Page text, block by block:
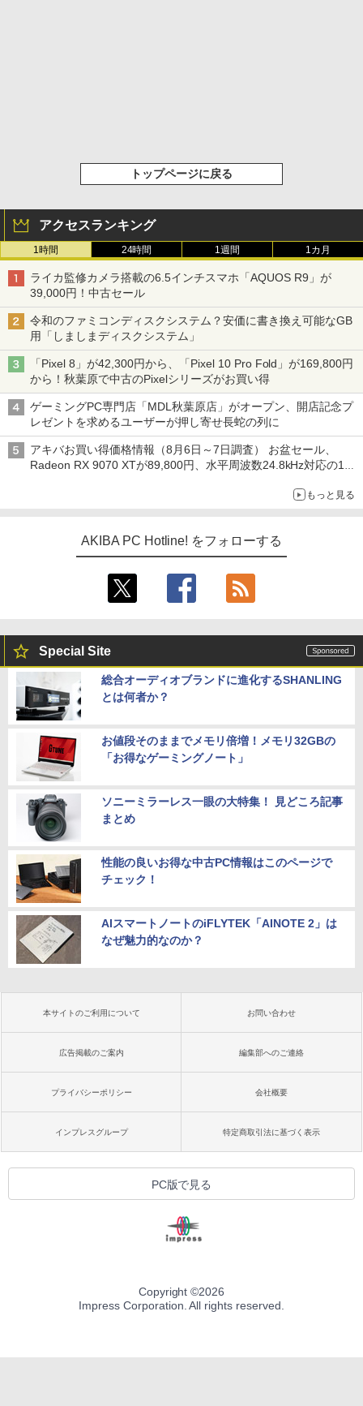
トップページに戻る
アクセスランキング
1時間 24時間 1週間 1カ月
ライカ監修カメラ搭載の6.5インチスマホ「AQUOS R9」が
39,000円！中古セール
令和のファミコンディスクシステム？安価に書き換え可能なGB
用「しましまディスクシステム」
「Pixel 8」が42,300円から、「Pixel 10 Pro Fold」が169,800円
から！秋葉原で中古のPixelシリーズがお買い得
ゲーミングPC専門店「MDL秋葉原店」がオープン、開店記念プ
レゼントを求めるユーザーが押し寄せ長蛇の列に
アキバお買い得価格情報（8月6日～7日調査） お盆セール、
Radeon RX 9070 XTが89,800円、水平周波数24.8kHz対応の17
もっと見る
AKIBA PC Hotline! をフォローする
Special Site
総合オーディオブランドに進化するSHANLING
とは何者か？
お値段そのままでメモリ倍増！メモリ32GBの
「お得なゲーミングノート」
ソニーミラーレス一眼の大特集！ 見どころ記事
まとめ
性能の良いお得な中古PC情報はこのページで
チェック！
AIスマートノートのiFLYTEK「AINOTE 2」は
なぜ魅力的なのか？
本サイトのご利用について お問い合わせ
広告掲載のご案内 編集部へのご連絡
プライバシーポリシー 会社概要
インプレスグループ 特定商取引法に基づく表示
PC版で見る
Copyright ©2026
Impress Corporation. All rights reserved.